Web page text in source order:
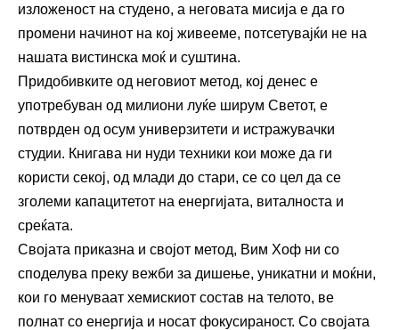
изложеност на студено, а неговата мисија е да го
промени начинот на кој живееме, потсетувајќи не на
нашата вистинска моќ и суштина.
Придобивките од неговиот метод, кој денес е
употребуван од милиони луќе ширум Светот, е
потврден од осум универзитети и истражувачки
студии. Книгава ни нуди техники кои може да ги
користи секој, од млади до стари, се со цел да се
зголеми капацитетот на енергијата, виталноста и
среќата.
Својата приказна и својот метод, Вим Хоф ни со
споделува преку вежби за дишење, уникатни и моќни,
кои го менуваат хемискиот состав на телото, ве
полнат со енергија и носат фокусираност. Со својата